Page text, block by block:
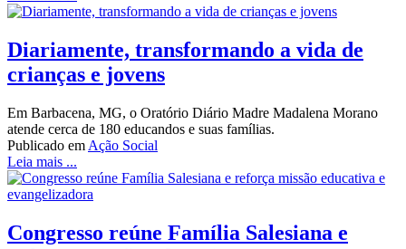
Diariamente, transformando a vida de
crianças e jovens
Em Barbacena, MG, o Oratório Diário Madre Madalena Morano
atende cerca de 180 educandos e suas famílias.
Publicado em Ação Social
Leia mais ...
Congresso reúne Família Salesiana e